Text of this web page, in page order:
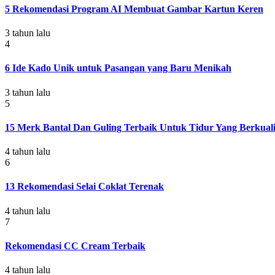
5 Rekomendasi Program AI Membuat Gambar Kartun Keren
3 tahun lalu
4
6 Ide Kado Unik untuk Pasangan yang Baru Menikah
3 tahun lalu
5
15 Merk Bantal Dan Guling Terbaik Untuk Tidur Yang
4 tahun lalu
6
13 Rekomendasi Selai Coklat Terenak
4 tahun lalu
7
Rekomendasi CC Cream Terbaik
4 tahun lalu